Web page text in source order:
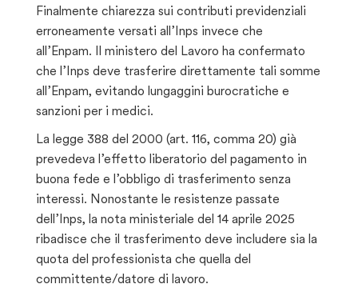
Finalmente chiarezza sui contributi previdenziali
erroneamente versati all’Inps invece che
all’Enpam. Il ministero del Lavoro ha confermato
che l’Inps deve trasferire direttamente tali somme
all’Enpam, evitando lungaggini burocratiche e
sanzioni per i medici.
La legge 388 del 2000 (art. 116, comma 20) già
prevedeva l’effetto liberatorio del pagamento in
buona fede e l’obbligo di trasferimento senza
interessi. Nonostante le resistenze passate
dell’Inps, la nota ministeriale del 14 aprile 2025
ribadisce che il trasferimento deve includere sia la
quota del professionista che quella del
committente/datore di lavoro.